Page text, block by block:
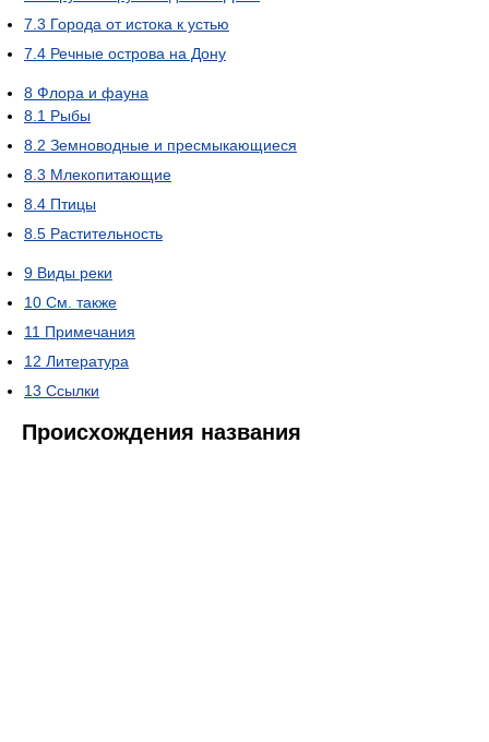
7.3 Города от истока к устью
7.4 Речные острова на Дону
8 Флора и фауна
8.1 Рыбы
8.2 Земноводные и пресмыкающиеся
8.3 Млекопитающие
8.4 Птицы
8.5 Растительность
9 Виды реки
10 См. также
11 Примечания
12 Литература
13 Ссылки
Происхождения названия